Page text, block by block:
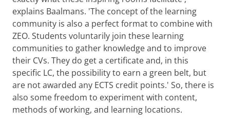
explains Baalmans. 'The concept of the learning
community is also a perfect format to combine with
ZEO. Students voluntarily join these learning
communities to gather knowledge and to improve
their CVs. They do get a certificate and, in this
specific LC, the possibility to earn a green belt, but
are not awarded any ECTS credit points.' So, there is
also some freedom to experiment with content,
methods of working, and learning locations.